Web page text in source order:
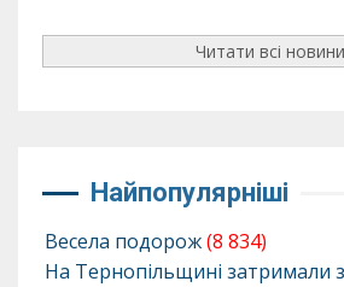
Читати всі новини
Найпопулярніші
Весела подорож(8 834)
На Тернопільщині затримали